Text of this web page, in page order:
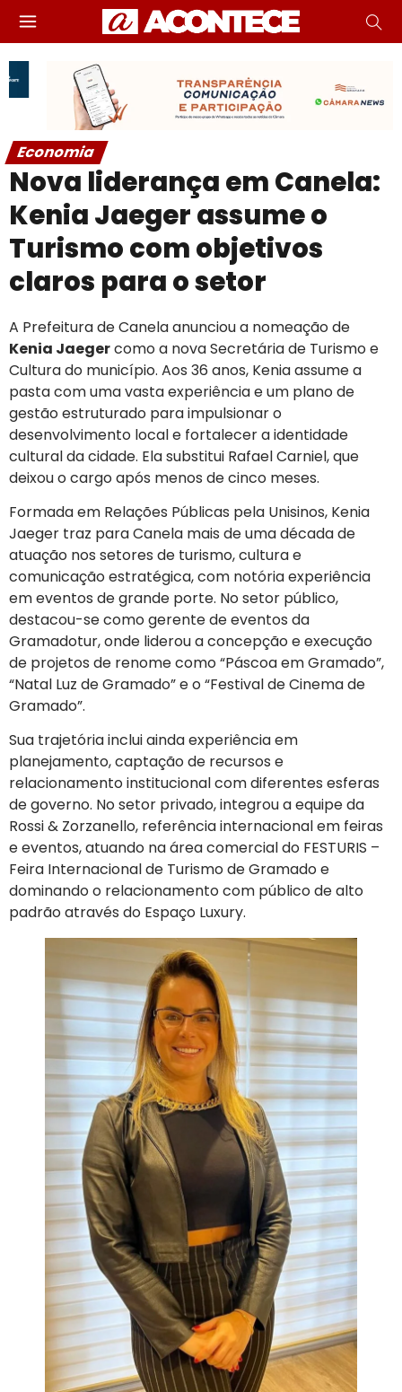
Economia
Nova liderança em Canela:
Kenia Jaeger assume o
Turismo com objetivos
claros para o setor
A Prefeitura de Canela anunciou a nomeação de
Kenia Jaegercomo a nova Secretária de Turismo e
Cultura do município. Aos 36 anos, Kenia assume a
pasta com uma vasta experiência e um plano de
gestão estruturado para impulsionar o
desenvolvimento local e fortalecer a identidade
cultural da cidade. Ela substitui Rafael Carniel, que
deixou o cargo após menos de cinco meses.
Formada em Relações Públicas pela Unisinos, Kenia
Jaeger traz para Canela mais de uma década de
atuação nos setores de turismo, cultura e
comunicação estratégica, com notória experiência
em eventos de grande porte. No setor público,
destacou-se como gerente de eventos da
Gramadotur, onde liderou a concepção e execução
de projetos de renome como “Páscoa em Gramado”,
“Natal Luz de Gramado” e o “Festival de Cinema de
Gramado”.
Sua trajetória inclui ainda experiência em
planejamento, captação de recursos e
relacionamento institucional com diferentes esferas
de governo. No setor privado, integrou a equipe da
Rossi & Zorzanello, referência internacional em feiras
e eventos, atuando na área comercial do FESTURIS –
Feira Internacional de Turismo de Gramado e
dominando o relacionamento com público de alto
padrão através do Espaço Luxury.